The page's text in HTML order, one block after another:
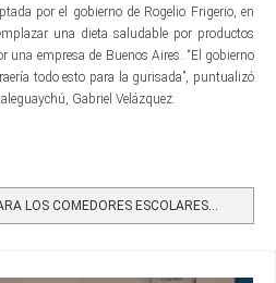
por el gobierno de Rogelio Frigerio, en
una dieta saludable por productos
empresa de Buenos Aires. “El gobierno
todo esto para la gurisada”, puntualizó
Gabriel Velázquez.
LOS COMEDORES ESCOLARES...